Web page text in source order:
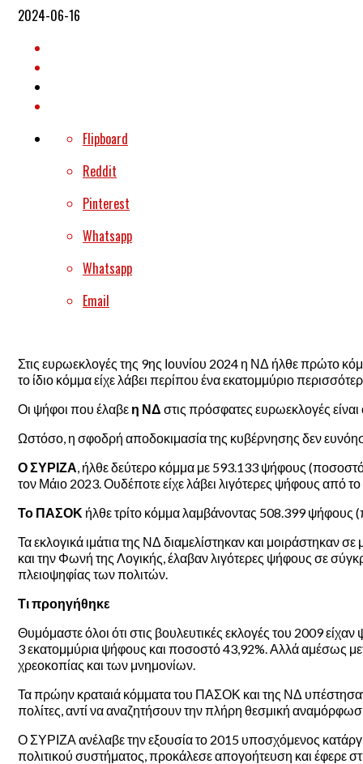
2024-06-16
Flipboard
Reddit
Pinterest
Whatsapp
Whatsapp
Email
Στις ευρωεκλογές της 9ης Ιουνίου 2024 η ΝΔ ήλθε πρώτο
το ίδιο κόμμα είχε λάβει περίπου ένα εκατομμύριο
Οι ψήφοι που έλαβε η ΝΔ στις πρόσφατες ευρωεκλογές είναι
Ωστόσο, η σφοδρή αποδοκιμασία της κυβέρνησης δεν
Ο ΣΥΡΙΖΑ , ήλθε δεύτερο κόμμα με 593.133 ψήφους (ποσοστό
τον Μάιο 2023. Ουδέποτε είχε λάβει λιγότερες ψήφους από το
Το ΠΑΣΟΚ ήλθε τρίτο κόμμα λαμβάνοντας 508.399 ψήφους
Τα εκλογικά ιμάτια της ΝΔ διαμελίστηκαν και μοιράστηκαν
και την Φωνή της Λογικής, έλαβαν λιγότερες ψήφους σε
πλειοψηφίας των πολιτών.
Τι προηγήθηκε
Θυμόμαστε όλοι ότι στις βουλευτικές εκλογές του 2009
3 εκατομμύρια ψήφους και ποσοστό 43,92%. Αλλά αμέσως
χρεοκοπίας και των μνημονίων.
Τα πρώην κραταιά κόμματα του ΠΑΣΟΚ και της ΝΔ υπέστησαν
πολίτες, αντί να αναζητήσουν την πλήρη θεσμική
Ο ΣΥΡΙΖΑ ανέλαβε την εξουσία το 2015 υποσχόμενος
πολιτικού συστήματος, προκάλεσε απογοήτευση και έφερε